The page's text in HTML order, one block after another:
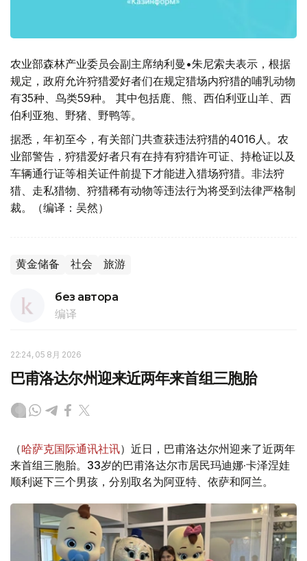
农业部森林产业委员会副主席纳利曼•朱尼索夫表示，根据
规定，政府允许狩猎爱好者们在规定猎场内狩猎的哺乳动物
有35种、鸟类59种。 其中包括鹿、熊、西伯利亚山羊、西
伯利亚狍、野猪、野鸭等。
据悉，年初至今，有关部门共查获违法狩猎的4016人。农
业部警告，狩猎爱好者只有在持有狩猎许可证、持枪证以及
车辆通行证等相关证件前提下才能进入猎场狩猎。非法狩
猎、走私猎物、狩猎稀有动物等违法行为将受到法律严格制
裁。（编译：吴然）
黄金储备 社会 旅游
без автора
编译
22:24, 05 8月 2026
巴甫洛达尔州迎来近两年来首组三胞胎
（哈萨克国际通讯社讯）近日，巴甫洛达尔州迎来了近两年
来首组三胞胎。33岁的巴甫洛达尔市居民玛迪娜·卡泽涅娃
顺利诞下三个男孩，分别取名为阿亚特、依萨和阿兰。